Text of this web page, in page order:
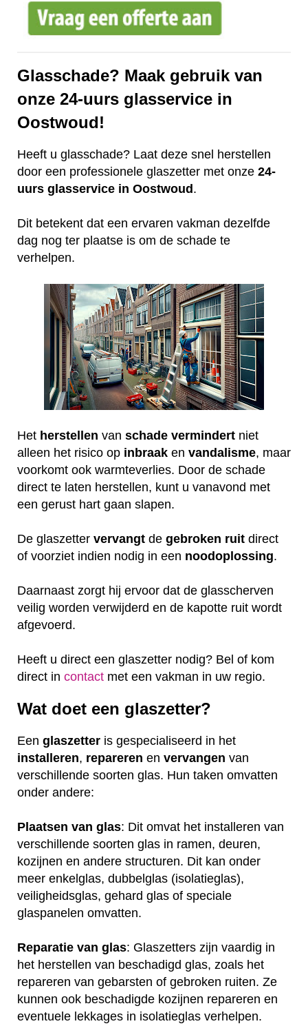
Glasschade? Maak gebruik van
onze 24-uurs glasservice in
Oostwoud!
Heeft u glasschade? Laat deze snel herstellen
door een professionele glaszetter met onze 24-
uurs glasservice in Oostwoud .
Dit betekent dat een ervaren vakman dezelfde
dag nog ter plaatse is om de schade te
verhelpen.
Het herstellen van schade vermindert niet
alleen het risico op inbraak en vandalisme, maar
voorkomt ook warmteverlies. Door de schade
direct te laten herstellen, kunt u vanavond met
een gerust hart gaan slapen.
De glaszetter vervangt de gebroken ruit direct
of voorziet indien nodig in een noodoplossing.
Daarnaast zorgt hij ervoor dat de glasscherven
veilig worden verwijderd en de kapotte ruit wordt
afgevoerd.
Heeft u direct een glaszetter nodig? Bel of kom
direct in contact met een vakman in uw regio.
Wat doet een glaszetter?
Een glaszetter is gespecialiseerd in het
installeren, repareren en vervangen van
verschillende soorten glas. Hun taken omvatten
onder andere:
Plaatsen van glas: Dit omvat het installeren van
verschillende soorten glas in ramen, deuren,
kozijnen en andere structuren. Dit kan onder
meer enkelglas, dubbelglas (isolatieglas),
veiligheidsglas, gehard glas of speciale
glaspanelen omvatten.
Reparatie van glas: Glaszetters zijn vaardig in
het herstellen van beschadigd glas, zoals het
repareren van gebarsten of gebroken ruiten. Ze
kunnen ook beschadigde kozijnen repareren en
eventuele lekkages in isolatieglas verhelpen.